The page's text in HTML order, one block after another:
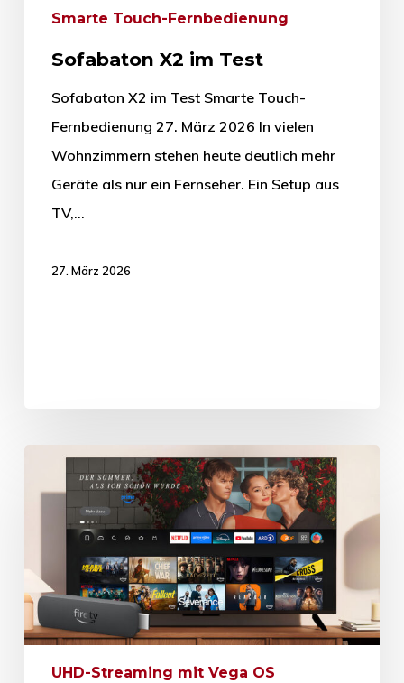
Smarte Touch-Fernbedienung
Sofabaton X2 im Test
Sofabaton X2 im Test Smarte Touch-
Fernbedienung 27. März 2026 In vielen
Wohnzimmern stehen heute deutlich mehr
Geräte als nur ein Fernseher. Ein Setup aus
TV,…
27. März 2026
UHD-Streaming mit Vega OS